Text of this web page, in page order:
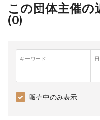
この団体主催の
(0)
キーワード
販売中のみ表示